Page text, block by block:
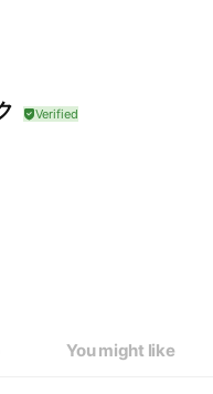
療
You might like